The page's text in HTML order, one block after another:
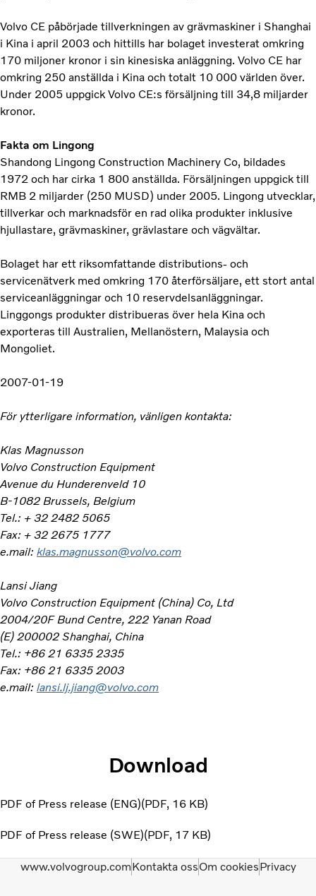
Volvo CE påbörjade tillverkningen av grävmaskiner i Shanghai
i Kina i april 2003 och hittills har bolaget investerat omkring
170 miljoner kronor i sin kinesiska anläggning. Volvo CE har
omkring 250 anställda i Kina och totalt 10 000 världen över.
Under 2005 uppgick Volvo CE:s försäljning till 34,8 miljarder
kronor.
Fakta om Lingong
Shandong Lingong Construction Machinery Co, bildades
1972 och har cirka 1 800 anställda. Försäljningen uppgick till
RMB 2 miljarder (250 MUSD) under 2005. Lingong utvecklar,
tillverkar och marknadsför en rad olika produkter inklusive
hjullastare, grävmaskiner, grävlastare och vägvältar.
Bolaget har ett riksomfattande distributions- och
servicenätverk med omkring 170 återförsäljare, ett stort antal
serviceanläggningar och 10 reservdelsanläggningar.
Linggongs produkter distribueras över hela Kina och
exporteras till Australien, Mellanöstern, Malaysia och
Mongoliet.
2007-01-19
För ytterligare information, vänligen kontakta:
Klas Magnusson
Volvo Construction Equipment
Avenue du Hunderenveld 10
B-1082 Brussels, Belgium
Tel.: + 32 2482 5065
Fax: + 32 2675 1777
e.mail: klas.magnusson@volvo.com
Lansi Jiang
Volvo Construction Equipment (China) Co, Ltd
2004/20F Bund Centre, 222 Yanan Road
(E) 200002 Shanghai, China
Tel.: +86 21 6335 2335
Fax: +86 21 6335 2003
e.mail: lansi.lj.jiang@volvo.com
Download
PDF of Press release (ENG) PDF 16 KB
PDF of Press release (SWE) PDF 17 KB
www.volvogroup.comKontakta ossOm cookiesPrivacy